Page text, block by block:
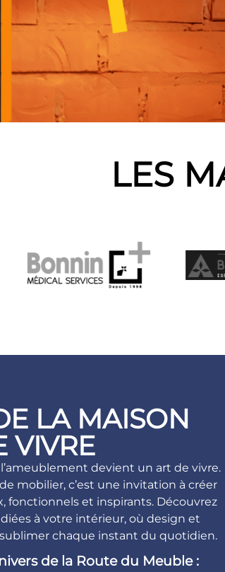
LES
LA MAISON
VIVRE
devient un art de vivre.
mobilier, c’est une invitation à créer
fonctionnels et inspirants. Découvrez
à votre intérieur, où design et
chaque instant du quotidien.
de la Route du Meuble :